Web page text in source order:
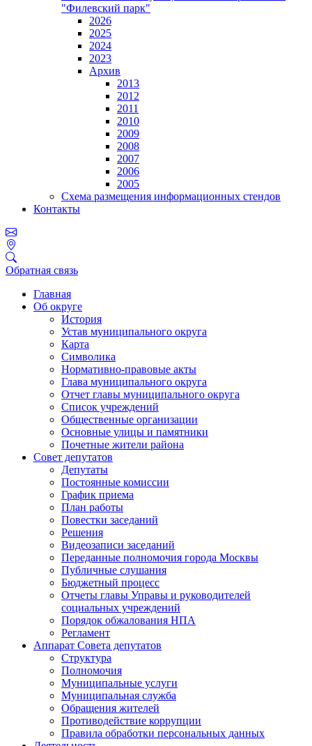
"Филевский парк"
2026
2025
2024
2023
Архив
2013
2012
2011
2010
2009
2008
2007
2006
2005
Схема размещения информационных стендов
Контакты
Обратная связь
Главная
Об округе
История
Устав муниципального округа
Карта
Символика
Нормативно-правовые акты
Глава муниципального округа
Отчет главы муниципального округа
Список учреждений
Общественные организации
Основные улицы и памятники
Почетные жители района
Совет депутатов
Депутаты
Постоянные комиссии
График приема
План работы
Повестки заседаний
Решения
Видеозаписи заседаний
Переданные полномочия города Москвы
Публичные слушания
Бюджетный процесс
Отчеты главы Управы и руководителей
социальных учреждений
Порядок обжалования НПА
Регламент
Аппарат Совета депутатов
Структура
Полномочия
Муниципальные услуги
Муниципальная служба
Обращения жителей
Противодействие коррупции
Правила обработки персональных данных